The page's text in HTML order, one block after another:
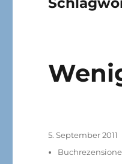
Veröffentlicht
5. September 2011
Kategorien